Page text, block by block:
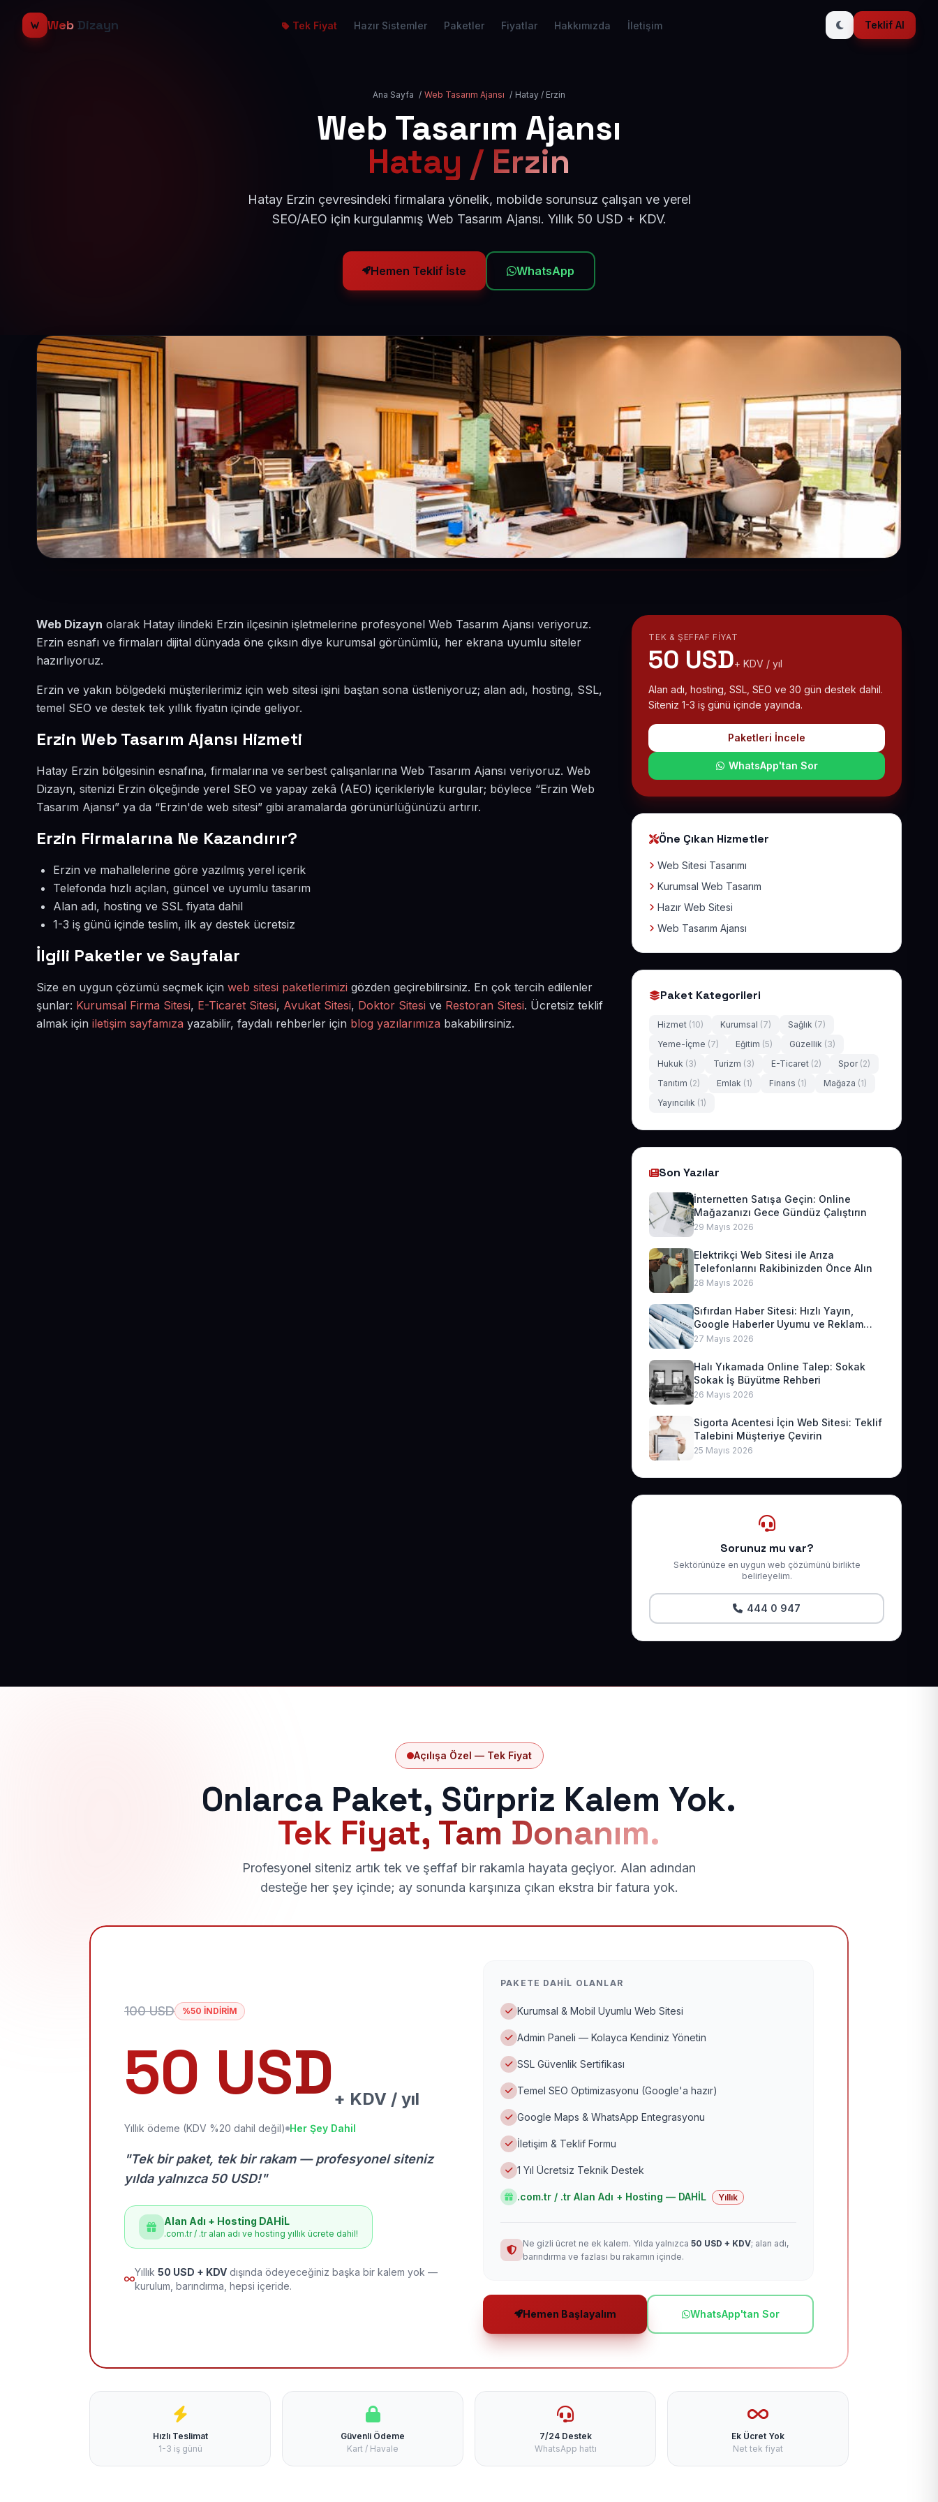
Web Dizayn Tek Fiyat Hazır Sistemler Paketler Fiyatlar Hakkımızda İletişim Teklif Al
Ana Sayfa / Web Tasarım Ajansı / Hatay / Erzin
Web Tasarım Ajansı
Hatay / Erzin
Hatay Erzin çevresindeki firmalara yönelik, mobilde sorunsuz çalışan ve yerel
SEO/AEO için kurgulanmış Web Tasarım Ajansı. Yıllık 50 USD + KDV.
Hemen Teklif İste WhatsApp
Web Dizayn olarak Hatay ilindeki Erzin ilçesinin işletmelerine profesyonel Web Tasarım Ajansı veriyoruz.
Erzin esnafı ve firmaları dijital dünyada öne çıksın diye kurumsal görünümlü, her ekrana uyumlu siteler
hazırlıyoruz.
Erzin ve yakın bölgedeki müşterilerimiz için web sitesi işini baştan sona üstleniyoruz; alan adı, hosting, SSL,
temel SEO ve destek tek yıllık fiyatın içinde geliyor.
Erzin Web Tasarım Ajansı Hizmeti
Hatay Erzin bölgesinin esnafına, firmalarına ve serbest çalışanlarına Web Tasarım Ajansı veriyoruz. Web
Dizayn, sitenizi Erzin ölçeğinde yerel SEO ve yapay zekâ (AEO) içerikleriyle kurgular; böylece “Erzin Web
Tasarım Ajansı” ya da “Erzin'de web sitesi” gibi aramalarda görünürlüğünüzü artırır.
Erzin Firmalarına Ne Kazandırır?
Erzin ve mahallelerine göre yazılmış yerel içerik
Telefonda hızlı açılan, güncel ve uyumlu tasarım
Alan adı, hosting ve SSL fiyata dahil
1-3 iş günü içinde teslim, ilk ay destek ücretsiz
İlgili Paketler ve Sayfalar
Size en uygun çözümü seçmek için web sitesi paketlerimizi gözden geçirebilirsiniz. En çok tercih edilenler
şunlar: Kurumsal Firma Sitesi, E-Ticaret Sitesi, Avukat Sitesi, Doktor Sitesi ve Restoran Sitesi. Ücretsiz teklif
almak için iletişim sayfamıza yazabilir, faydalı rehberler için blog yazılarımıza bakabilirsiniz.
TEK & ŞEFFAF FIYAT
50 USD+ KDV / yıl
Alan adı, hosting, SSL, SEO ve 30 gün destek dahil.
Siteniz 1-3 iş günü içinde yayında.
Paketleri İncele
WhatsApp'tan Sor
Öne Çıkan Hizmetler
Web Sitesi Tasarımı
Kurumsal Web Tasarım
Hazır Web Sitesi
Web Tasarım Ajansı
Paket Kategorileri
Hizmet (10) Kurumsal (7) Sağlık (7)
Yeme-İçme (7) Eğitim (5) Güzellik (3)
Hukuk (3) Turizm (3) E-Ticaret (2) Spor (2)
Tanıtım (2) Emlak (1) Finans (1) Mağaza (1)
Yayıncılık (1)
Son Yazılar
İnternetten Satışa Geçin: Online
Mağazanızı Gece Gündüz Çalıştırın
29 Mayıs 2026
Elektrikçi Web Sitesi ile Arıza
Telefonlarını Rakibinizden Önce Alın
28 Mayıs 2026
Sıfırdan Haber Sitesi: Hızlı Yayın,
Google Haberler Uyumu ve Reklam
Geliri
27 Mayıs 2026
Halı Yıkamada Online Talep: Sokak
Sokak İş Büyütme Rehberi
26 Mayıs 2026
Sigorta Acentesi İçin Web Sitesi: Teklif
Talebini Müşteriye Çevirin
25 Mayıs 2026
Sorunuz mu var?
Sektörünüze en uygun web çözümünü birlikte
belirleyelim.
444 0 947
Açılışa Özel — Tek Fiyat
Onlarca Paket, Sürpriz Kalem Yok.
Tek Fiyat, Tam Donanım.
Profesyonel siteniz artık tek ve şeffaf bir rakamla hayata geçiyor. Alan adından
desteğe her şey içinde; ay sonunda karşınıza çıkan ekstra bir fatura yok.
100 USD %50 İNDİRİM
50 USD + KDV / yıl
Yıllık ödeme (KDV %20 dahil değil) Her Şey Dahil
"Tek bir paket, tek bir rakam — profesyonel siteniz
yılda yalnızca 50 USD!"
Alan Adı + Hosting DAHİL
.com.tr / .tr alan adı ve hosting yıllık ücrete dahil!
Yıllık 50 USD + KDV dışında ödeyeceğiniz başka bir kalem yok —
kurulum, barındırma, hepsi içeride.
PAKETE DAHIL OLANLAR
Kurumsal & Mobil Uyumlu Web Sitesi
Admin Paneli — Kolayca Kendiniz Yönetin
SSL Güvenlik Sertifikası
Temel SEO Optimizasyonu (Google'a hazır)
Google Maps & WhatsApp Entegrasyonu
İletişim & Teklif Formu
1 Yıl Ücretsiz Teknik Destek
.com.tr / .tr Alan Adı + Hosting — DAHİL Yıllık
Ne gizli ücret ne ek kalem. Yılda yalnızca 50 USD + KDV; alan adı,
barındırma ve fazlası bu rakamın içinde.
Hemen Başlayalım WhatsApp'tan Sor
Hızlı Teslimat
1-3 iş günü
Güvenli Ödeme
Kart / Havale
7/24 Destek
WhatsApp hattı
Ek Ücret Yok
Net tek fiyat